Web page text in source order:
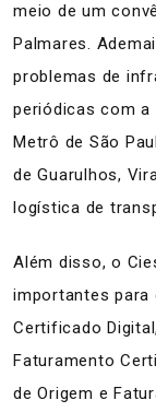
meio de um
Palmares.
problemas de
periódicas com a
Metrô de São
de Guarulhos,
logística de
Além disso, o
importantes para
Certificado
Faturamento
de Origem e